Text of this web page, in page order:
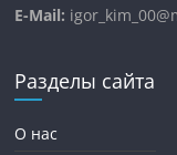
E-Mail:
Разделы сайта
О нас